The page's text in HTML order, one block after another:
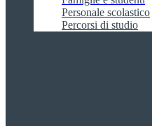
Personale scolastico
Percorsi di studio